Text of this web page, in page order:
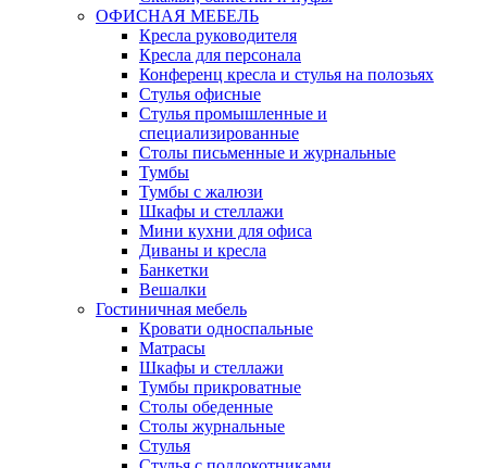
ОФИСНАЯ МЕБЕЛЬ
Кресла руководителя
Кресла для персонала
Конференц кресла и стулья на полозьях
Стулья офисные
Стулья промышленные и
специализированные
Столы письменные и журнальные
Тумбы
Тумбы с жалюзи
Шкафы и стеллажи
Мини кухни для офиса
Диваны и кресла
Банкетки
Вешалки
Гостиничная мебель
Кровати односпальные
Матрасы
Шкафы и стеллажи
Тумбы прикроватные
Столы обеденные
Столы журнальные
Стулья